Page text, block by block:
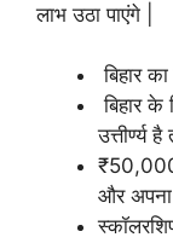
लाभ उठा पाएंगे |
बिहार
बिहार के
उत्तीर्ण्य
₹50,000
और अपना